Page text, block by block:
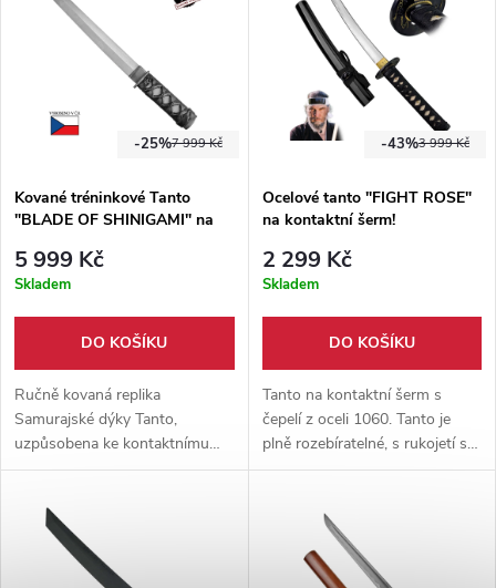
7 999 Kč
-25%
Kované tréninkové Tanto
"BLADE OF SHINIGAMI" na
5 999 Kč
Skladem
DO KOŠÍKU
Ručně kovaná replika
Samurajské dýky Tanto,
uzpůsobena ke kontaktnímu
šermu! Čepel vyrobena z
Pochva součástí balení.
3 999 Kč
-43%
Ocelové tanto "FIGHT ROSE"
na kontaktní šerm!
2 299 Kč
Skladem
DO KOŠÍKU
Tanto na kontaktní šerm s
čepelí z oceli 1060. Tanto je
plně rozebíratelné, s rukojetí s
pravou rejnočí kůží a dřevěnou
pro snadný přenos.